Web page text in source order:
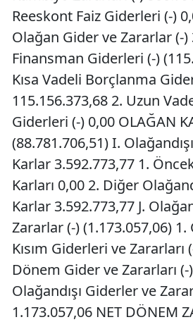
Reeskont Faiz Giderleri (-)
Olağan Gider ve Zararlar (-)
Finansman Giderleri (-)
Kısa Vadeli Borçlanma
115.156.373,68 2. Uzun
Giderleri (-) 0,00 OLAĞAN
(88.781.706,51) I.
Karlar 3.592.773,77 1.
Karları 0,00 2. Diğer
Karlar 3.592.773,77 J.
Zararlar (-) (1.173.057,06) 1.
Kısım Giderleri ve Zararları
Dönem Gider ve Zararları
Olağandışı Giderler ve
1.173.057,06 NET DÖNEM